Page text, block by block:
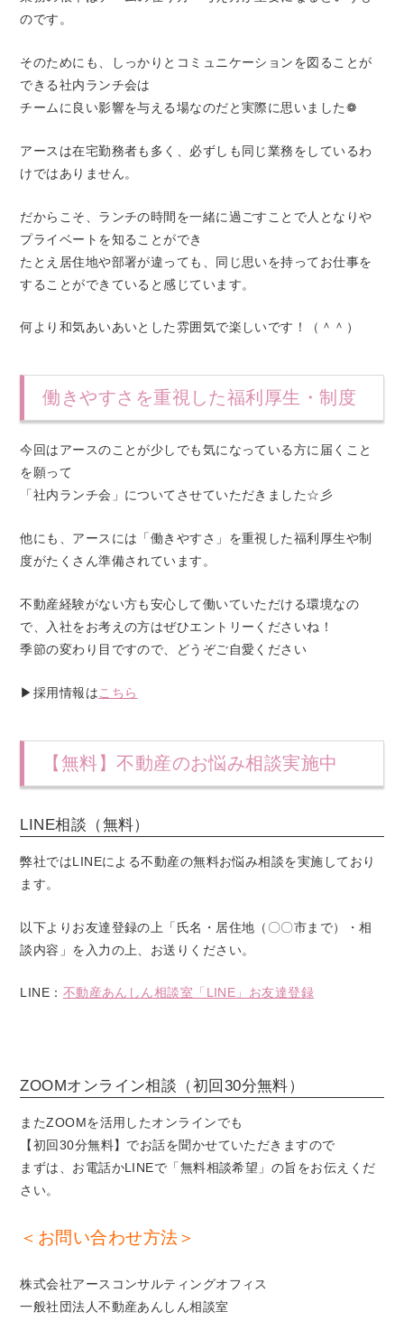
のです。
そのためにも、しっかりとコミュニケーションを図ることが
できる社内ランチ会は
チームに良い影響を与える場なのだと実際に思いました❁
アースは在宅勤務者も多く、必ずしも同じ業務をしているわ
けではありません。
だからこそ、ランチの時間を一緒に過ごすことで人となりや
プライベートを知ることができ
たとえ居住地や部署が違っても、同じ思いを持ってお仕事を
することができていると感じています。
何より和気あいあいとした雰囲気で楽しいです！（＾＾）
働きやすさを重視した福利厚生・制度
今回はアースのことが少しでも気になっている方に届くこと
を願って
「社内ランチ会」についてさせていただきました☆彡
他にも、アースには「働きやすさ」を重視した福利厚生や制
度がたくさん準備されています。
不動産経験がない方も安心して働いていただける環境なの
で、入社をお考えの方はぜひエントリーくださいね！
季節の変わり目ですので、どうぞご自愛ください
▶︎採用情報はこちら
【無料】不動産のお悩み相談実施中
LINE相談（無料）
弊社ではLINEによる不動産の無料お悩み相談を実施しており
ます。
以下よりお友達登録の上「氏名・居住地（〇〇市まで）・相
談内容」を入力の上、お送りください。
LINE： 不動産あんしん相談室「LINE」お友達登録
ZOOMオンライン相談（初回30分無料）
またZOOMを活用したオンラインでも
【初回30分無料】でお話を聞かせていただきますので
まずは、お電話かLINEで「無料相談希望」の旨をお伝えくだ
さい。
＜お問い合わせ方法＞
株式会社アースコンサルティングオフィス
一般社団法人不動産あんしん相談室